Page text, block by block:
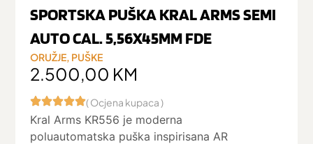
SPORTSKA PUŠKA KRAL ARMS SEMI
AUTO CAL. 5,56X45MM FDE
ORUŽJE, PUŠKE
2.500,00 KM
( Ocjena kupaca )
Kral Arms KR556 je moderna
poluautomatska puška inspirisana AR